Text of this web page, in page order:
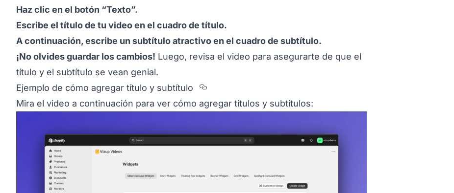
Haz clic en el botón “Texto”.
Escribe el título de tu video en el cuadro de título.
A continuación, escribe un subtítulo atractivo en el cuadro de subtítulo.
¡No olvides guardar los cambios! Luego, revisa el video para asegurarte de que el
título y el subtítulo se vean genial.
Ejemplo de cómo agregar título y subtítulo
Section titled
Mira el video a continuación para ver cómo agregar títulos y subtítulos: